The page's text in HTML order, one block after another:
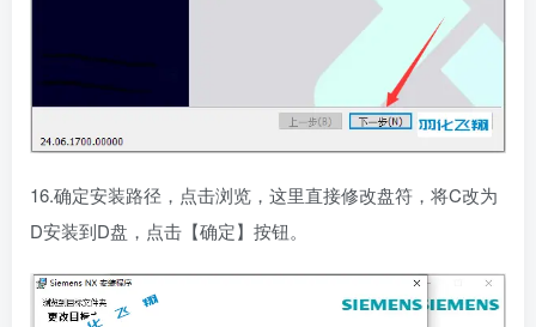
16.确定安装路径，点击浏览，这里直接修改盘符，将C改为
D安装到D盘，点击【确定】按钮。